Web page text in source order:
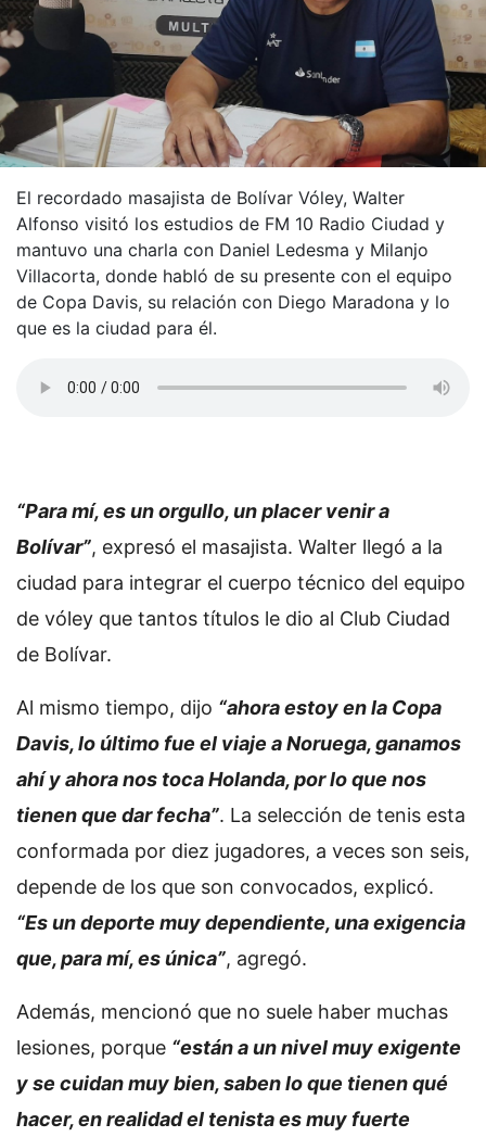
El recordado masajista de Bolívar Vóley, Walter
Alfonso visitó los estudios de FM 10 Radio Ciudad y
mantuvo una charla con Daniel Ledesma y Milanjo
Villacorta, donde habló de su presente con el equipo
de Copa Davis, su relación con Diego Maradona y lo
que es la ciudad para él.
“Para mí, es un orgullo, un placer venir a
Bolívar”, expresó el masajista. Walter llegó a la
ciudad para integrar el cuerpo técnico del equipo
de vóley que tantos títulos le dio al Club Ciudad
de Bolívar.
Al mismo tiempo, dijo “ahora estoy en la Copa
Davis, lo último fue el viaje a Noruega, ganamos
ahí y ahora nos toca Holanda, por lo que nos
tienen que dar fecha”. La selección de tenis esta
conformada por diez jugadores, a veces son seis,
depende de los que son convocados, explicó.
“Es un deporte muy dependiente, una exigencia
que, para mí, es única”, agregó.
Además, mencionó que no suele haber muchas
lesiones, porque “están a un nivel muy exigente
y se cuidan muy bien, saben lo que tienen qué
hacer, en realidad el tenista es muy fuerte